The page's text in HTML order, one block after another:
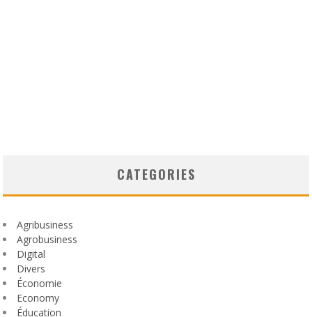
CATEGORIES
Agribusiness
Agrobusiness
Digital
Divers
Économie
Economy
Éducation